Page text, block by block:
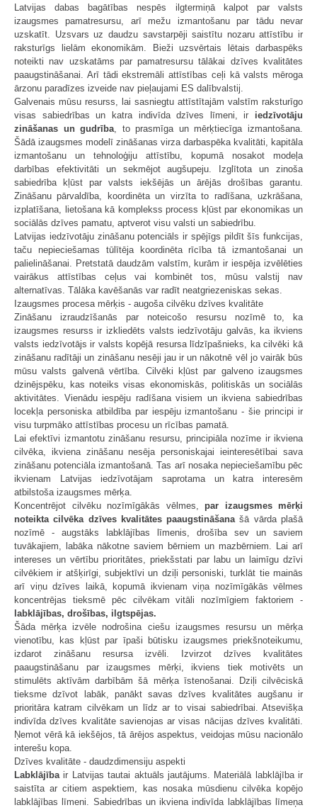
Latvijas dabas bagātības nespēs ilgtermiņā kalpot par valsts
izaugsmes pamatresursu, arī mežu izmantošanu par tādu nevar
uzskatīt. Uzsvars uz daudzu savstarpēji saistītu nozaru attīstību ir
raksturīgs lielām ekonomikām. Bieži uzsvērtais lētais darbaspēks
noteikti nav uzskatāms par pamatresursu tālākai dzīves kvalitātes
paaugstināšanai. Arī tādi ekstremāli attīstības ceļi kā valsts mēroga
ārzonu paradīzes izveide nav pieļaujami ES dalībvalstij.
Galvenais mūsu resurss, lai sasniegtu attīstītajām valstīm raksturīgo
visas sabiedrības un katra indivīda dzīves līmeni, ir iedzīvotāju
zināšanas un gudrība, to prasmīga un mērķtiecīga izmantošana.
Šādā izaugsmes modelī zināšanas virza darbaspēka kvalitāti, kapitāla
izmantošanu un tehnoloģiju attīstību, kopumā nosakot modeļa
darbības efektivitāti un sekmējot augšupeju. Izglītota un zinoša
sabiedrība kļūst par valsts iekšējās un ārējās drošības garantu.
Zināšanu pārvaldība, koordinēta un virzīta to radīšana, uzkrāšana,
izplatīšana, lietošana kā komplekss process kļūst par ekonomikas un
sociālās dzīves pamatu, aptverot visu valsti un sabiedrību.
Latvijas iedzīvotāju zināšanu potenciāls ir spējīgs pildīt šīs funkcijas,
taču nepieciešamas tūlītēja koordinēta rīcība tā izmantošanai un
palielināšanai. Pretstatā daudzām valstīm, kurām ir iespēja izvēlēties
vairākus attīstības ceļus vai kombinēt tos, mūsu valstij nav
alternatīvas. Tālāka kavēšanās var radīt neatgriezeniskas sekas.
Izaugsmes procesa mērķis - augoša cilvēku dzīves kvalitāte
Zināšanu izraudzīšanās par noteicošo resursu nozīmē to, ka
izaugsmes resurss ir izkliedēts valsts iedzīvotāju galvās, ka ikviens
valsts iedzīvotājs ir valsts kopējā resursa līdzīpašnieks, ka cilvēki kā
zināšanu radītāji un zināšanu nesēji jau ir un nākotnē vēl jo vairāk būs
mūsu valsts galvenā vērtība. Cilvēki kļūst par galveno izaugsmes
dzinējspēku, kas noteiks visas ekonomiskās, politiskās un sociālās
aktivitātes. Vienādu iespēju radīšana visiem un ikviena sabiedrības
locekļa personiska atbildība par iespēju izmantošanu - šie principi ir
visu turpmāko attīstības procesu un rīcības pamatā.
Lai efektīvi izmantotu zināšanu resursu, principiāla nozīme ir ikviena
cilvēka, ikviena zināšanu nesēja personiskajai ieinteresētībai sava
zināšanu potenciāla izmantošanā. Tas arī nosaka nepieciešamību pēc
ikvienam Latvijas iedzīvotājam saprotama un katra interesēm
atbilstoša izaugsmes mērķa.
Koncentrējot cilvēku nozīmīgākās vēlmes, par izaugsmes mērķi
noteikta cilvēka dzīves kvalitātes paaugstināšanašā vārda plašā
nozīmē - augstāks labklājības līmenis, drošība sev un saviem
tuvākajiem, labāka nākotne saviem bērniem un mazbērniem. Lai arī
intereses un vērtību prioritātes, priekšstati par labu un laimīgu dzīvi
cilvēkiem ir atšķirīgi, subjektīvi un dziļi personiski, turklāt tie mainās
arī viņu dzīves laikā, kopumā ikvienam viņa nozīmīgākās vēlmes
koncentrējas tieksmē pēc cilvēkam vitāli nozīmīgiem faktoriem -
labklājības, drošības, ilgtspējas.
Šāda mērķa izvēle nodrošina ciešu izaugsmes resursu un mērķa
vienotību, kas kļūst par īpaši būtisku izaugsmes priekšnoteikumu,
izdarot zināšanu resursa izvēli. Izvirzot dzīves kvalitātes
paaugstināšanu par izaugsmes mērķi, ikviens tiek motivēts un
stimulēts aktīvām darbībām šā mērķa īstenošanai. Dziļi cilvēciskā
tieksme dzīvot labāk, panākt savas dzīves kvalitātes augšanu ir
prioritāra katram cilvēkam un līdz ar to visai sabiedrībai. Atsevišķa
indivīda dzīves kvalitāte savienojas ar visas nācijas dzīves kvalitāti.
Ņemot vērā kā iekšējos, tā ārējos aspektus, veidojas mūsu nacionālo
interešu kopa.
Dzīves kvalitāte - daudzdimensiju aspekti
Labklājībair Latvijas tautai aktuāls jautājums. Materiālā labklājība ir
saistīta ar citiem aspektiem, kas nosaka mūsdienu cilvēka kopējo
labklājības līmeni. Sabiedrības un ikviena indivīda labklājības līmeņa